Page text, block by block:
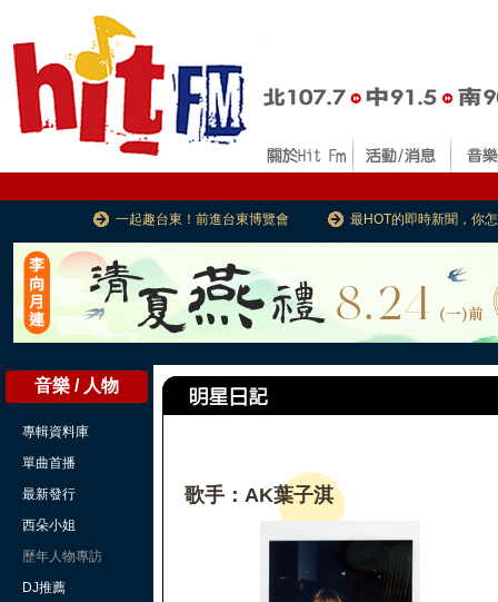
一起趣台東！前進台東博覽會 最HOT的即時新聞，你
音樂 / 人物
專輯資料庫
單曲首播
最新發行
西朵小姐
歷年人物專訪
DJ推薦
歌手：AK葉子淇